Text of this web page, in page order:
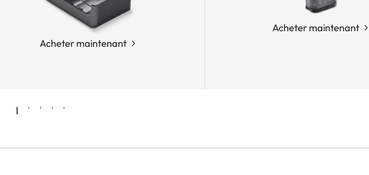
Acheter maintenant
Acheter maintenant